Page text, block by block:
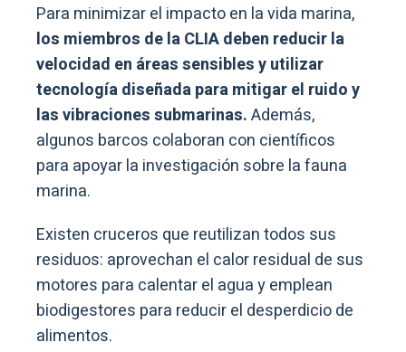
Para minimizar el impacto en la vida marina,
los miembros de la CLIA deben reducir la
velocidad en áreas sensibles y utilizar
tecnología diseñada para mitigar el ruido y
las vibraciones submarinas.Además,
algunos barcos colaboran con científicos
para apoyar la investigación sobre la fauna
marina.
Existen cruceros que reutilizan todos sus
residuos: aprovechan el calor residual de sus
motores para calentar el agua y emplean
biodigestores para reducir el desperdicio de
alimentos.